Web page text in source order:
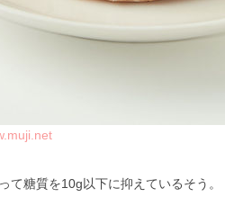
て糖質を10g以下に抑えているそう。